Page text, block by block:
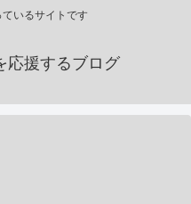
いるサイトです
応援するブログ